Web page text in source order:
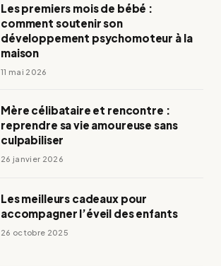
Les premiers mois de bébé :
comment soutenir son
développement psychomoteur à la
maison
11 mai 2026
Mère célibataire et rencontre :
reprendre sa vie amoureuse sans
culpabiliser
26 janvier 2026
Les meilleurs cadeaux pour
accompagner l’éveil des enfants
26 octobre 2025